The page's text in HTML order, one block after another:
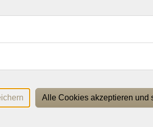
Alle Cookies akzeptieren und